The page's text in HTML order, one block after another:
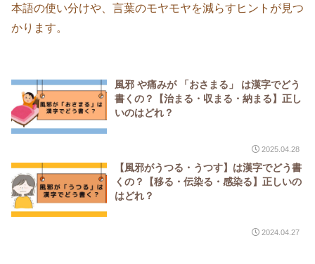
本語の使い分けや、言葉のモヤモヤを減らすヒントが見つ
かります。
風邪 や痛みが 「おさまる」 は漢字でどう
書くの？【治まる・収まる・納まる】正し
いのはどれ？
2025.04.28
【風邪がうつる・うつす】は漢字でどう書
くの？【移る・伝染る・感染る】正しいの
はどれ？
2024.04.27